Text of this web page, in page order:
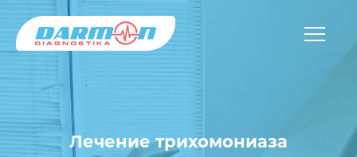
Лечение трихомониаза